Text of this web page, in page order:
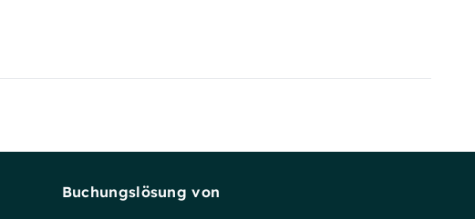
Buchungslösung von